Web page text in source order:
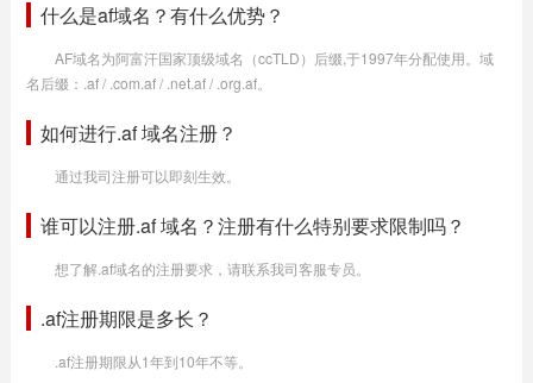
什么是af域名？有什么优势？
AF域名为阿富汗国家顶级域名（ccTLD）后缀,于1997年分配使用。域
名后缀：.af / .com.af / .net.af / .org.af。
如何进行.af 域名注册？
通过我司注册可以即刻生效。
谁可以注册.af 域名？注册有什么特别要求限制吗？
想了解.af域名的注册要求，请联系我司客服专员。
.af注册期限是多长？
.af注册期限从1年到10年不等。